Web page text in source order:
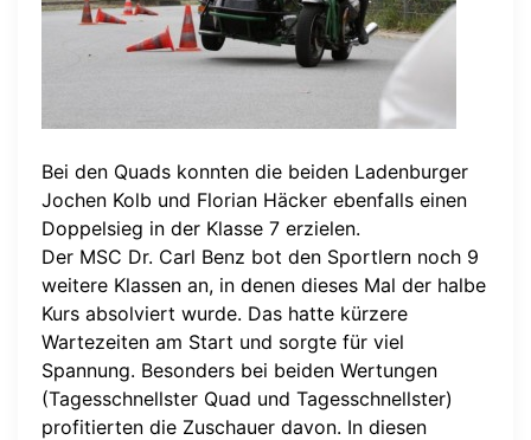
Bei den Quads konnten die beiden Ladenburger
Jochen Kolb und Florian Häcker ebenfalls einen
Doppelsieg in der Klasse 7 erzielen.
Der MSC Dr. Carl Benz bot den Sportlern noch 9
weitere Klassen an, in denen dieses Mal der halbe
Kurs absolviert wurde. Das hatte kürzere
Wartezeiten am Start und sorgte für viel
Spannung. Besonders bei beiden Wertungen
(Tagesschnellster Quad und Tagesschnellster)
profitierten die Zuschauer davon. In diesen